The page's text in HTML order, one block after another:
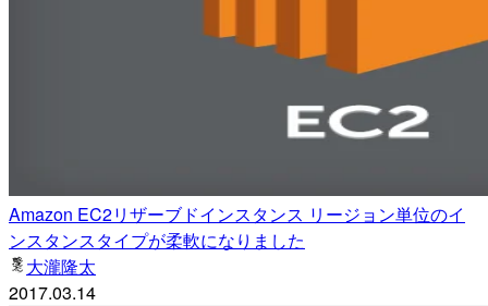
Amazon EC2リザーブドインスタンス リージョン単位のイ
ンスタンスタイプが柔軟になりました
大瀧隆太
2017.03.14